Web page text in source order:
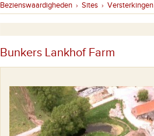
Bezienswaardigheden › Sites › Versterkingen
Bunkers Lankhof Farm